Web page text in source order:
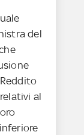
del
al